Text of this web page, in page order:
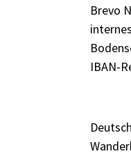
Brevo
internes
IBAN-